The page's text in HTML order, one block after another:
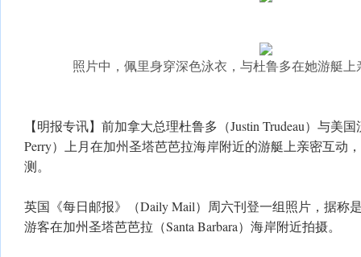
照片中，佩里身穿深色泳衣，与杜鲁多在她游艇
【明报专讯】前加拿大总理杜鲁多（Justin Trudeau）与美
Perry）上月在加州圣塔芭芭拉海岸附近的游艇上亲密互动
测。
英国《每日邮报》（Daily Mail）周六刊登一组照片，据称
游客在加州圣塔芭芭拉（Santa Barbara）海岸附近拍摄。